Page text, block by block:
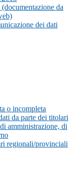
da
dei dati
o incompleta
da parte dei titolari
amministrazione, di
regionali/provinciali